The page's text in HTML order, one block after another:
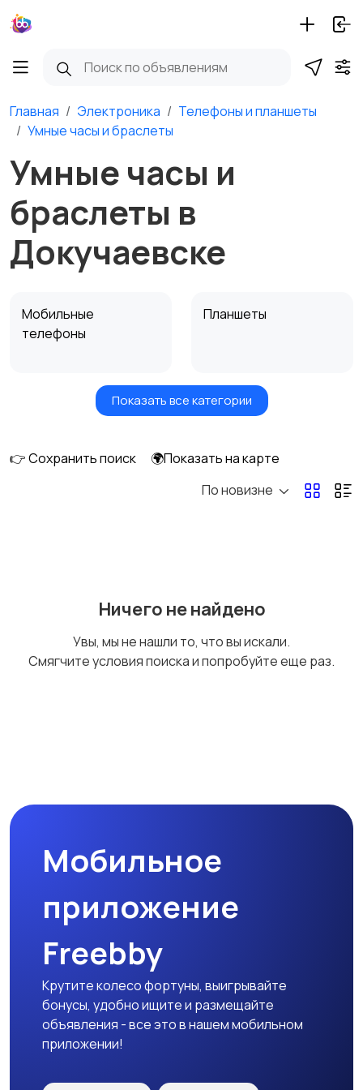
Главная Электроника
Телефоны и планшеты
Умные часы и браслеты
Умные часы и
браслеты в
Докучаевске
Мобильные
телефоны
Планшеты
Умные часы и
Стационарные
Запчасти
аккумуляторы
Показать все категории
👉 Сохранить поиск
🌍Показать на карте
По новизне
Ничего не найдено
Увы, мы не нашли то, что вы искали.
Смягчите условия поиска и попробуйте еще раз.
Мобильное
приложение
Freebby
Крутите колесо фортуны, выигрывайте
бонусы, удобно ищите и размещайте
объявления - все это в нашем мобильном
приложении!